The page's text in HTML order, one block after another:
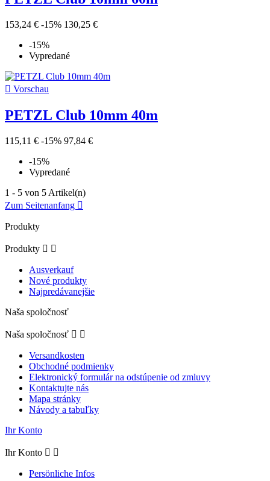
153,24 € -15% 130,25 €
-15%
Vypredané
 Vorschau
PETZL Club 10mm 40m
115,11 € -15% 97,84 €
-15%
Vypredané
1 - 5 von 5 Artikel(n)
Zum Seitenanfang 
Produkty
Produkty  
Ausverkauf
Nové produkty
Najpredávanejšie
Naša spoločnosť
Naša spoločnosť  
Versandkosten
Obchodné podmienky
Elektronický formulár na odstúpenie od zmluvy
Kontaktujte nás
Mapa stránky
Návody a tabuľky
Ihr Konto
Ihr Konto  
Persönliche Infos